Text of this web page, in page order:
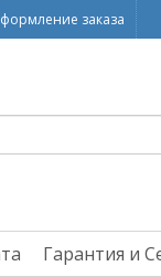
заказа
Гарантия и